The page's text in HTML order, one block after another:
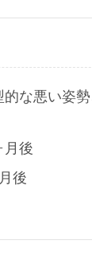
的な悪い姿
月後
後